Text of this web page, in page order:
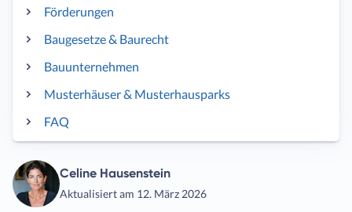
Förderungen
Baugesetze & Baurecht
Bauunternehmen
Musterhäuser & Musterhausparks
FAQ
Celine Hausenstein
Aktualisiert am 12. März 2026